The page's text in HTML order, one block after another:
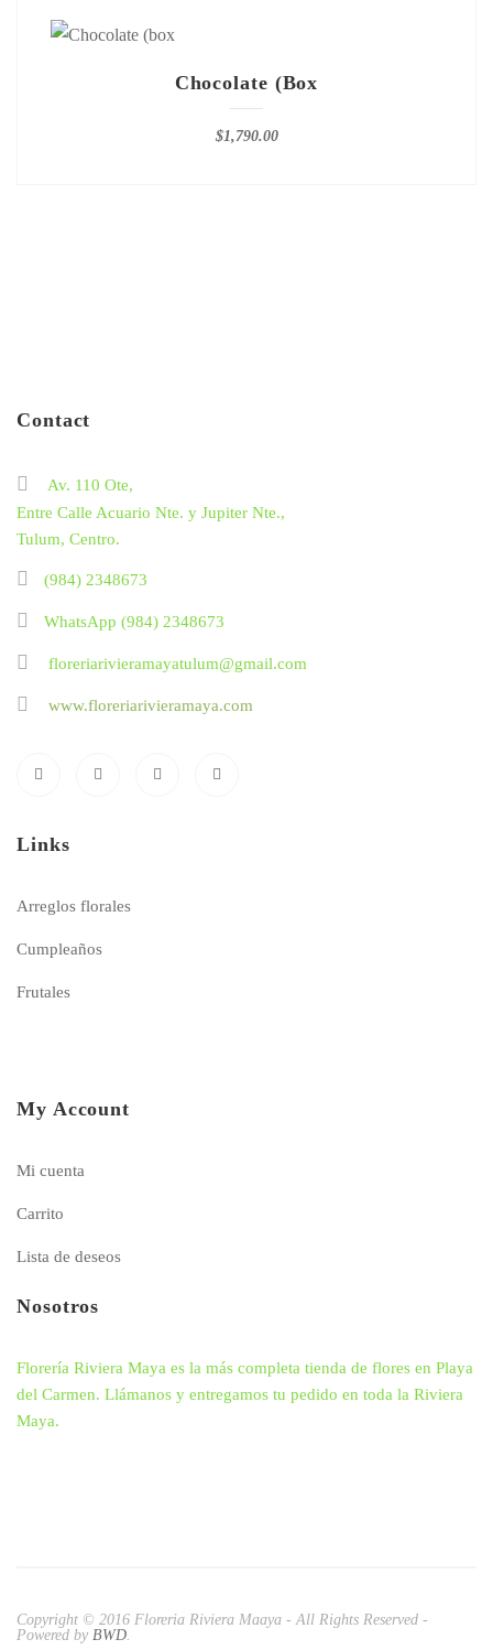
Chocolate (box
$1,790.00
Contact
Av. 110 Ote,
Entre Calle Acuario Nte. y Jupiter Nte.,
Tulum, Centro.
(984) 2348673
WhatsApp (984) 2348673
floreriarivieramayatulum@gmail.com
www.floreriarivieramaya.com
Links
Arreglos florales
Cumpleaños
Frutales
My Account
Mi cuenta
Carrito
Lista de deseos
Nosotros
Florería Riviera Maya es la más completa tienda de flores en Playa
del Carmen. Llámanos y entregamos tu pedido en toda la Riviera
Maya.
Copyright © 2016 Floreria Riviera Maaya - All Rights Reserved -
Powered by BWD.